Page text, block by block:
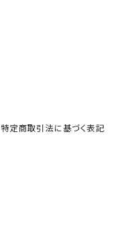
特定商取引法に基づく表記